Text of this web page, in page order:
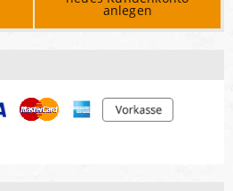
anlegen